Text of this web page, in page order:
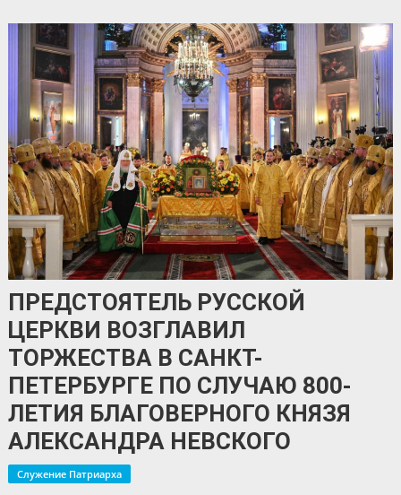
ПРЕДСТОЯТЕЛЬ РУССКОЙ
ЦЕРКВИ ВОЗГЛАВИЛ
ТОРЖЕСТВА В САНКТ-
ПЕТЕРБУРГЕ ПО СЛУЧАЮ 800-
ЛЕТИЯ БЛАГОВЕРНОГО КНЯЗЯ
АЛЕКСАНДРА НЕВСКОГО
Служение Патриарха